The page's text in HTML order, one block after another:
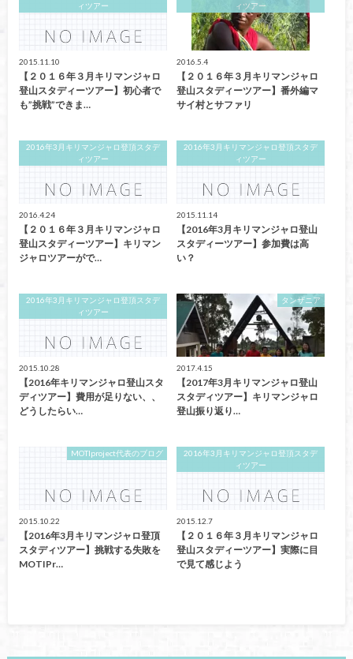
ィツアー
2015.11.10
【２０１６年３月キリマンジャロ
登山スタディーツアー】初心者で
も”挑戦”できま…
ィツアー
2016.5.4
【２０１６年３月キリマンジャロ
登山スタディーツアー】番外編マ
サイ村とサファリ
2016年3月キリマンジャロ登頂スタデ
ィツアー
2016.4.24
【２０１６年３月キリマンジャロ
登山スタディーツアー】キリマン
ジャロツアーがで…
2016年3月キリマンジャロ登頂スタデ
ィツアー
2015.11.14
【2016年3月キリマンジャロ登山
スタディーツアー】参加費は高
い？
2016年3月キリマンジャロ登頂スタデ
ィツアー
2015.10.28
【2016年キリマンジャロ登山スタ
ディツアー】費用が足りない、、
どうしたらい…
タンザニア
2017.4.15
【2017年3月キリマンジャロ登山
スタディツアー】キリマンジャロ
登山振り返り…
MOTIproject代表のブログ
2015.10.22
【2016年3月キリマンジャロ登頂
スタディツアー】挑戦する失敗を
MOTIPr…
2016年3月キリマンジャロ登頂スタデ
ィツアー
2015.12.7
【２０１６年３月キリマンジャロ
登山スタディーツアー】実際に目
で見て感じよう